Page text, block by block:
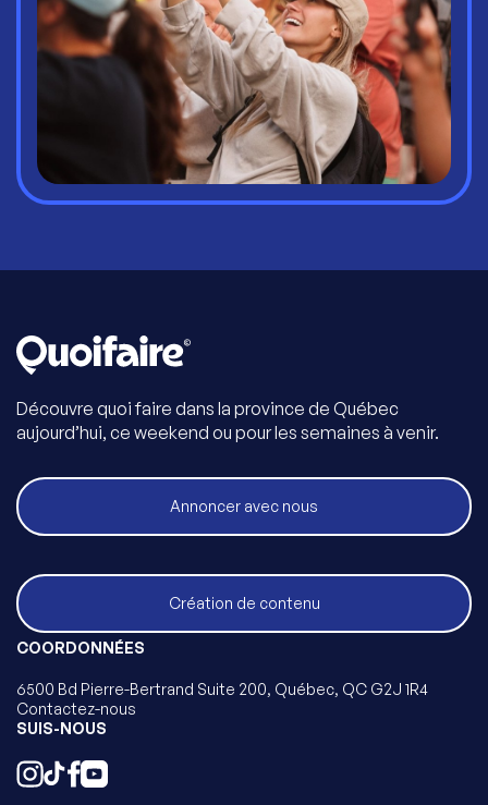
Découvre quoi faire dans la province de Québec
aujourd’hui, ce weekend ou pour les semaines à venir.
Annoncer avec nous
Création de contenu
COORDONNÉES
6500 Bd Pierre-Bertrand Suite 200, Québec, QC G2J 1R4
Contactez-nous
SUIS-NOUS